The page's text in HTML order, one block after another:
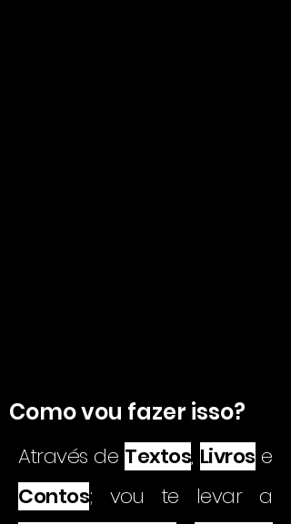
Como vou fazer isso?
Através de Textos, Livros e
Contos; vou te levar a